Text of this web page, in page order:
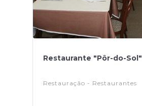
Restaurante "Pôr-do-Sol"
Restauração - Restaurantes